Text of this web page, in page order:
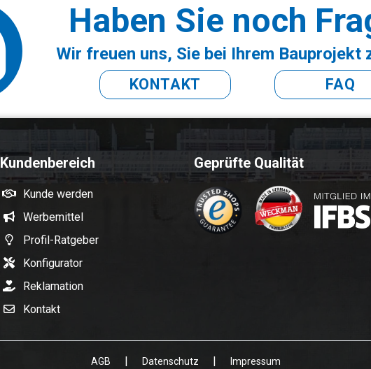
Haben Sie noch
Wir freuen uns, Sie bei Ihrem Bauprojekt
KONTAKT FAQ
Kundenbereich
Kunde werden
Werbemittel
Profil-Ratgeber
Konfigurator
Reklamation
Kontakt
Geprüfte Qualität
AGB Datenschutz Impressum